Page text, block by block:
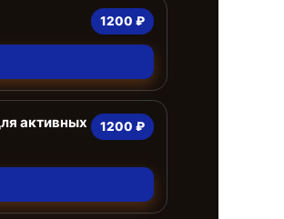
1200 ₽
активных
1200 ₽